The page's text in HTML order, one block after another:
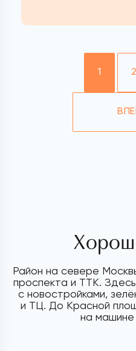
1 2
Район на севере
проспекта и ТТК.
с новостройками,
и ТЦ. До Красной
на машине